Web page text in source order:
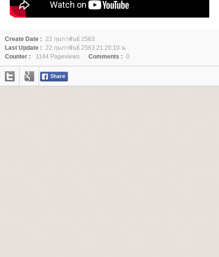
Create Date : 22 กุมภาพันธ์ 2563
Last Update : 22 กุมภาพันธ์ 2563 21:20:10 น.
Counter :
1144 Pageviews. Comments : 0